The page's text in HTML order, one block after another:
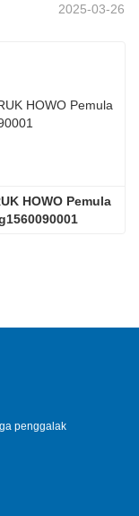
2025-03-26
HOWO Pemula
penggalak